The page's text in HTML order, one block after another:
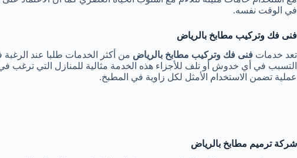
في الوقت نفسه.
فنى فك وتركيب مطابخ بالرياض
تعد خدمات فنى فك وتركيب مطابخ بالرياض من أكثر الخدمات طلبا عند الرغبة
التسبب في أي خدوش أو تلف للأجزاء هذه الخدمة مثالية للمنازل التي ترغب
عملية تضمن الاستخدام الأمثل لكل زاوية في المطبخ.
شركة ترميم مطابخ بالرياض